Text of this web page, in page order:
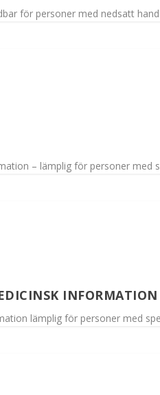
för personer med nedsatt
– lämplig för personer med
INFORMATION
lämplig för personer med